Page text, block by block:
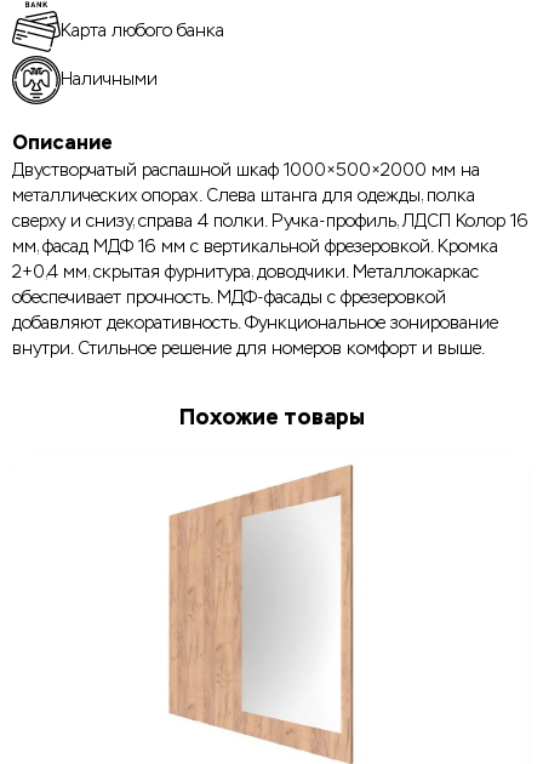
Карта любого банка
Наличными
Описание
Двустворчатый распашной шкаф 1000×500×2000 мм на
металлических опорах. Слева штанга для одежды, полка
сверху и снизу, справа 4 полки. Ручка-профиль, ЛДСП Колор 16
мм, фасад МДФ 16 мм с вертикальной фрезеровкой. Кромка
2+0,4 мм, скрытая фурнитура, доводчики. Металлокаркас
обеспечивает прочность. МДФ-фасады с фрезеровкой
добавляют декоративность. Функциональное зонирование
внутри. Стильное решение для номеров комфорт и выше.
Похожие товары